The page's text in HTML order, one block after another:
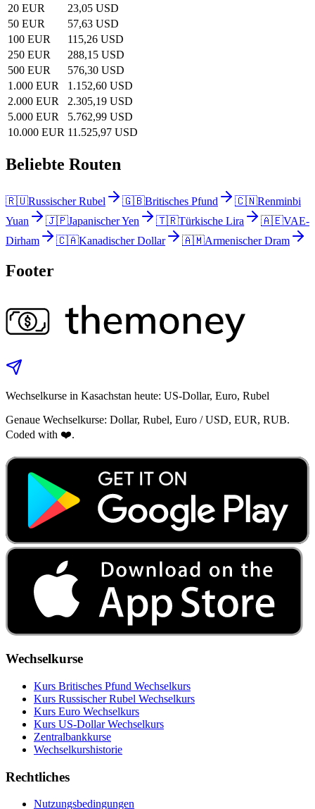
20 EUR
23,05 USD
50 EUR
57,63 USD
100 EUR
115,26 USD
250 EUR
288,15 USD
500 EUR
576,30 USD
1.000 EUR
1.152,60 USD
2.000 EUR
2.305,19 USD
5.000 EUR
5.762,99 USD
10.000 EUR 11.525,97 USD
Beliebte Routen
🇷🇺Russischer Rubel 🇬🇧Britisches Pfund 🇨🇳Renminbi
Yuan
🇯🇵Japanischer Yen 🇹🇷Türkische Lira 🇦🇪VAE-
Dirham
🇨🇦Kanadischer Dollar 🇦🇲Armenischer Dram
Footer
Wechselkurse in Kasachstan heute: US‑Dollar, Euro, Rubel
Genaue Wechselkurse: Dollar, Rubel, Euro / USD, EUR, RUB.
Coded with ❤️.
Wechselkurse
Kurs Britisches Pfund Wechselkurs
Kurs Russischer Rubel Wechselkurs
Kurs Euro Wechselkurs
Kurs US‑Dollar Wechselkurs
Zentralbankkurse
Wechselkurshistorie
Rechtliches
Nutzungsbedingungen